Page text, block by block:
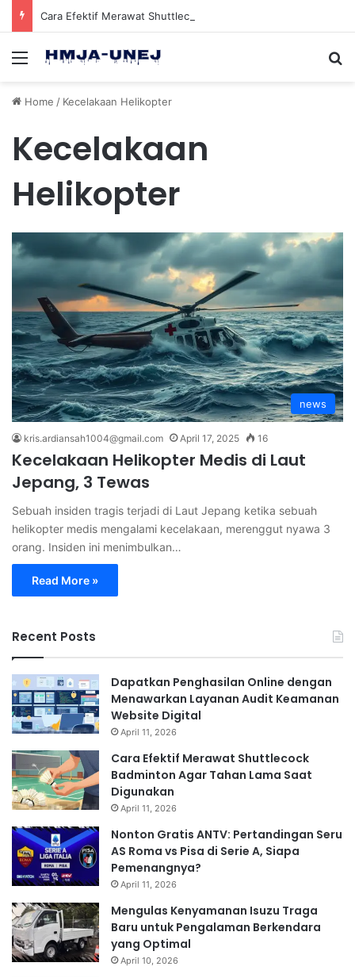
Menu
Home / Kecelakaan Helikopter
Kecelakaan
Helikopter
news
kris.ardiansah1004@gmail.com April 17, 2025 16
Kecelakaan Helikopter Medis di Laut
Jepang, 3 Tewas
Sebuah insiden tragis terjadi di Laut Jepang ketika sebuah
helikopter medis mengalami kecelakaan, merenggut nyawa 3
orang. Insiden ini menimbulkan…
Read More »
Recent Posts
Dapatkan Penghasilan Online dengan
Menawarkan Layanan Audit Keamanan
Website Digital
April 11, 2026
Cara Efektif Merawat Shuttlecock
Badminton Agar Tahan Lama Saat
Digunakan
April 11, 2026
Nonton Gratis ANTV: Pertandingan Seru
AS Roma vs Pisa di Serie A, Siapa
Pemenangnya?
April 11, 2026
Mengulas Kenyamanan Isuzu Traga
Baru untuk Pengalaman Berkendara
yang Optimal
April 10, 2026